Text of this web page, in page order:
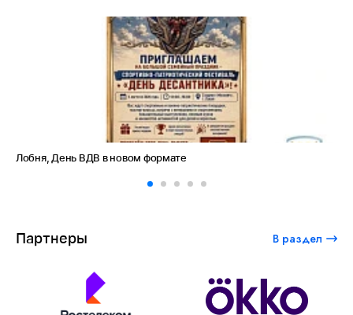
Партнеры В раздел